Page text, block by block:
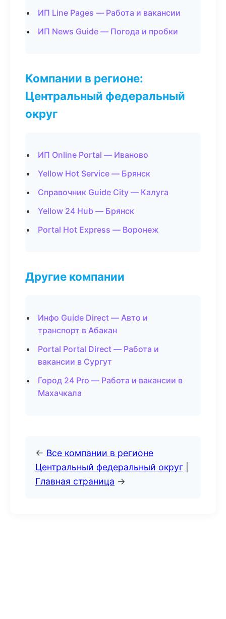
ИП Line Pages — Работа и вакансии
ИП News Guide — Погода и пробки
Компании в регионе:
Центральный федеральный
округ
ИП Online Portal — Иваново
Yellow Hot Service — Брянск
Справочник Guide City — Калуга
Yellow 24 Hub — Брянск
Portal Hot Express — Воронеж
Другие компании
Инфо Guide Direct — Авто и
транспорт в Абакан
Portal Portal Direct — Работа и
вакансии в Сургут
Город 24 Pro — Работа и вакансии в
Махачкала
← Все компании в регионе
Центральный федеральный округ
Главная страница →